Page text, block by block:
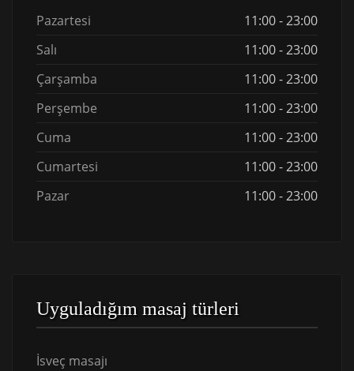
Pazartesi
11:00 - 23:00
Salı
11:00 - 23:00
Çarşamba
11:00 - 23:00
Perşembe
11:00 - 23:00
Cuma
11:00 - 23:00
Cumartesi
11:00 - 23:00
Pazar
11:00 - 23:00
Uyguladığım masaj türleri
İsveç masajı